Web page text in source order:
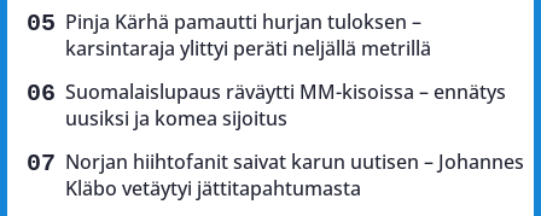
Pinja Kärhä pamautti hurjan tuloksen –
karsintaraja ylittyi peräti neljällä metrillä
Suomalaislupaus räväytti MM-kisoissa – ennätys
uusiksi ja komea sijoitus
Norjan hiihtofanit saivat karun uutisen – Johannes
Kläbo vetäytyi jättitapahtumasta